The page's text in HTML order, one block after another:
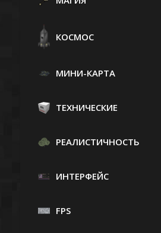
КОСМОС
МИНИ-КАРТА
ТЕХНИЧЕСКИЕ
РЕАЛИСТИЧНОСТЬ
ИНТЕРФЕЙС
FPS